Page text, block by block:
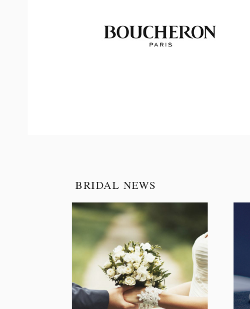
BRIDAL NEWS